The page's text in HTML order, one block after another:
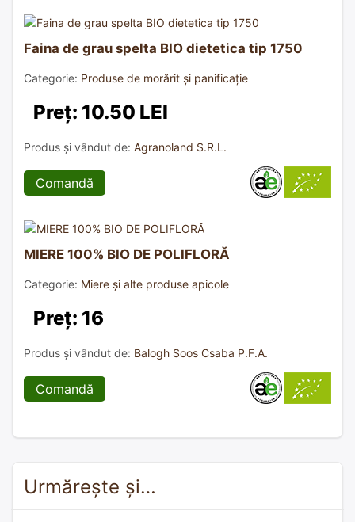
Faina de grau spelta BIO dietetica tip 1750
Categorie: Produse de morărit și panificație
Preț: 10.50 LEI
Produs și vândut de: Agranoland S.R.L.
Comandă
MIERE 100% BIO DE POLIFLORĂ
Categorie: Miere și alte produse apicole
Preț: 16
Produs și vândut de: Balogh Soos Csaba P.F.A.
Comandă
Urmărește și…